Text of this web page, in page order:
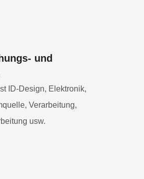
und
ID-Design, Elektronik,
Verarbeitung,
usw.